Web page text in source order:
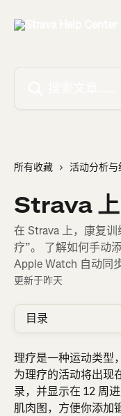
所有收藏 活动分析与
Strava
在 Strava 上，康复
疗”。 了解如何手动
Apple Watch 自动同
更新于昨天
目录
理疗是一种运动类型
为理疗的活动将出现
录，并显示在 12 周
肌肉图，方便你添加